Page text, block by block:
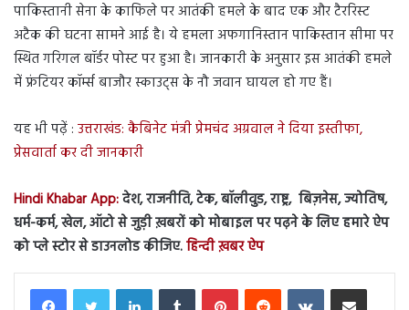
पाकिस्तानी सेना के काफिले पर आतंकी हमले के बाद एक और टैररिस्ट
अटैक की घटना सामने आई है। ये हमला अफगानिस्तान पाकिस्तान सीमा पर
स्थित गरिगल बॉर्डर पोस्ट पर हुआ है। जानकारी के अनुसार इस आतंकी हमले
में फ्रंटियर कॉर्म्स बाजौर स्काउट्स के नौ जवान घायल हो गए हैं।
यह भी पढ़ें : उत्तराखंड: कैबिनेट मंत्री प्रेमचंद अग्रवाल ने दिया इस्तीफा,
प्रेसवार्ता कर दी जानकारी
Hindi Khabar App:देश, राजनीति, टेक, बॉलीवुड, राष्ट्र, बिज़नेस, ज्योतिष,
धर्म-कर्म, खेल, ऑटो से जुड़ी ख़बरों को मोबाइल पर पढ़ने के लिए हमारे ऐप
को प्ले स्टोर से डाउनलोड कीजिए.हिन्दी ख़बर ऐप
LinkedInTumblr PinterestReddit VKontakteShare via Email